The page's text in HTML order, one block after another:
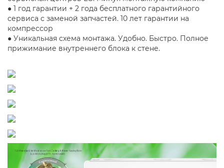
● 1 год гарантии + 2 года бесплатного гарантийного
сервиса с заменой запчастей. 10 лет гарантии на
компрессор
● Уникальная схема монтажа. Удобно. Быстро. Полное
прижимание внутреннего блока к стене.